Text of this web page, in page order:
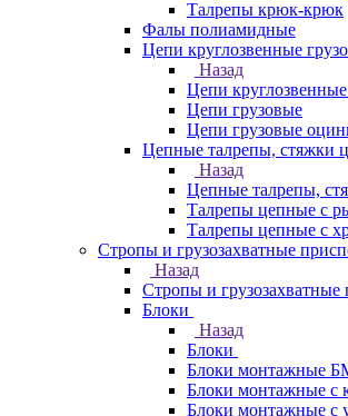
Талрепы крюк-крюк
Фалы полиамидные
Цепи круглозвенные
Назад
Цепи
Цепи грузовые
Цепи грузовые
Цепные талрепы, стяжки
Назад
Цепные талрепы,
Талрепы цепные с
Талрепы цепные с
Стропы и грузозахватные
Назад
Стропы и грузозахватные
Блоки
Назад
Блоки
Блоки монтажные
Блоки монтажные с
Блоки монтажные с